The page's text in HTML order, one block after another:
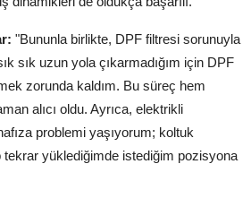
"Bununla birlikte, DPF filtresi sorunuyla
sık uzun yola çıkarmadığım için DPF
zorunda kaldım. Bu süreç hem
alıcı oldu. Ayrıca, elektrikli
problemi yaşıyorum; koltuk
tekrar yüklediğimde istediğim pozisyona